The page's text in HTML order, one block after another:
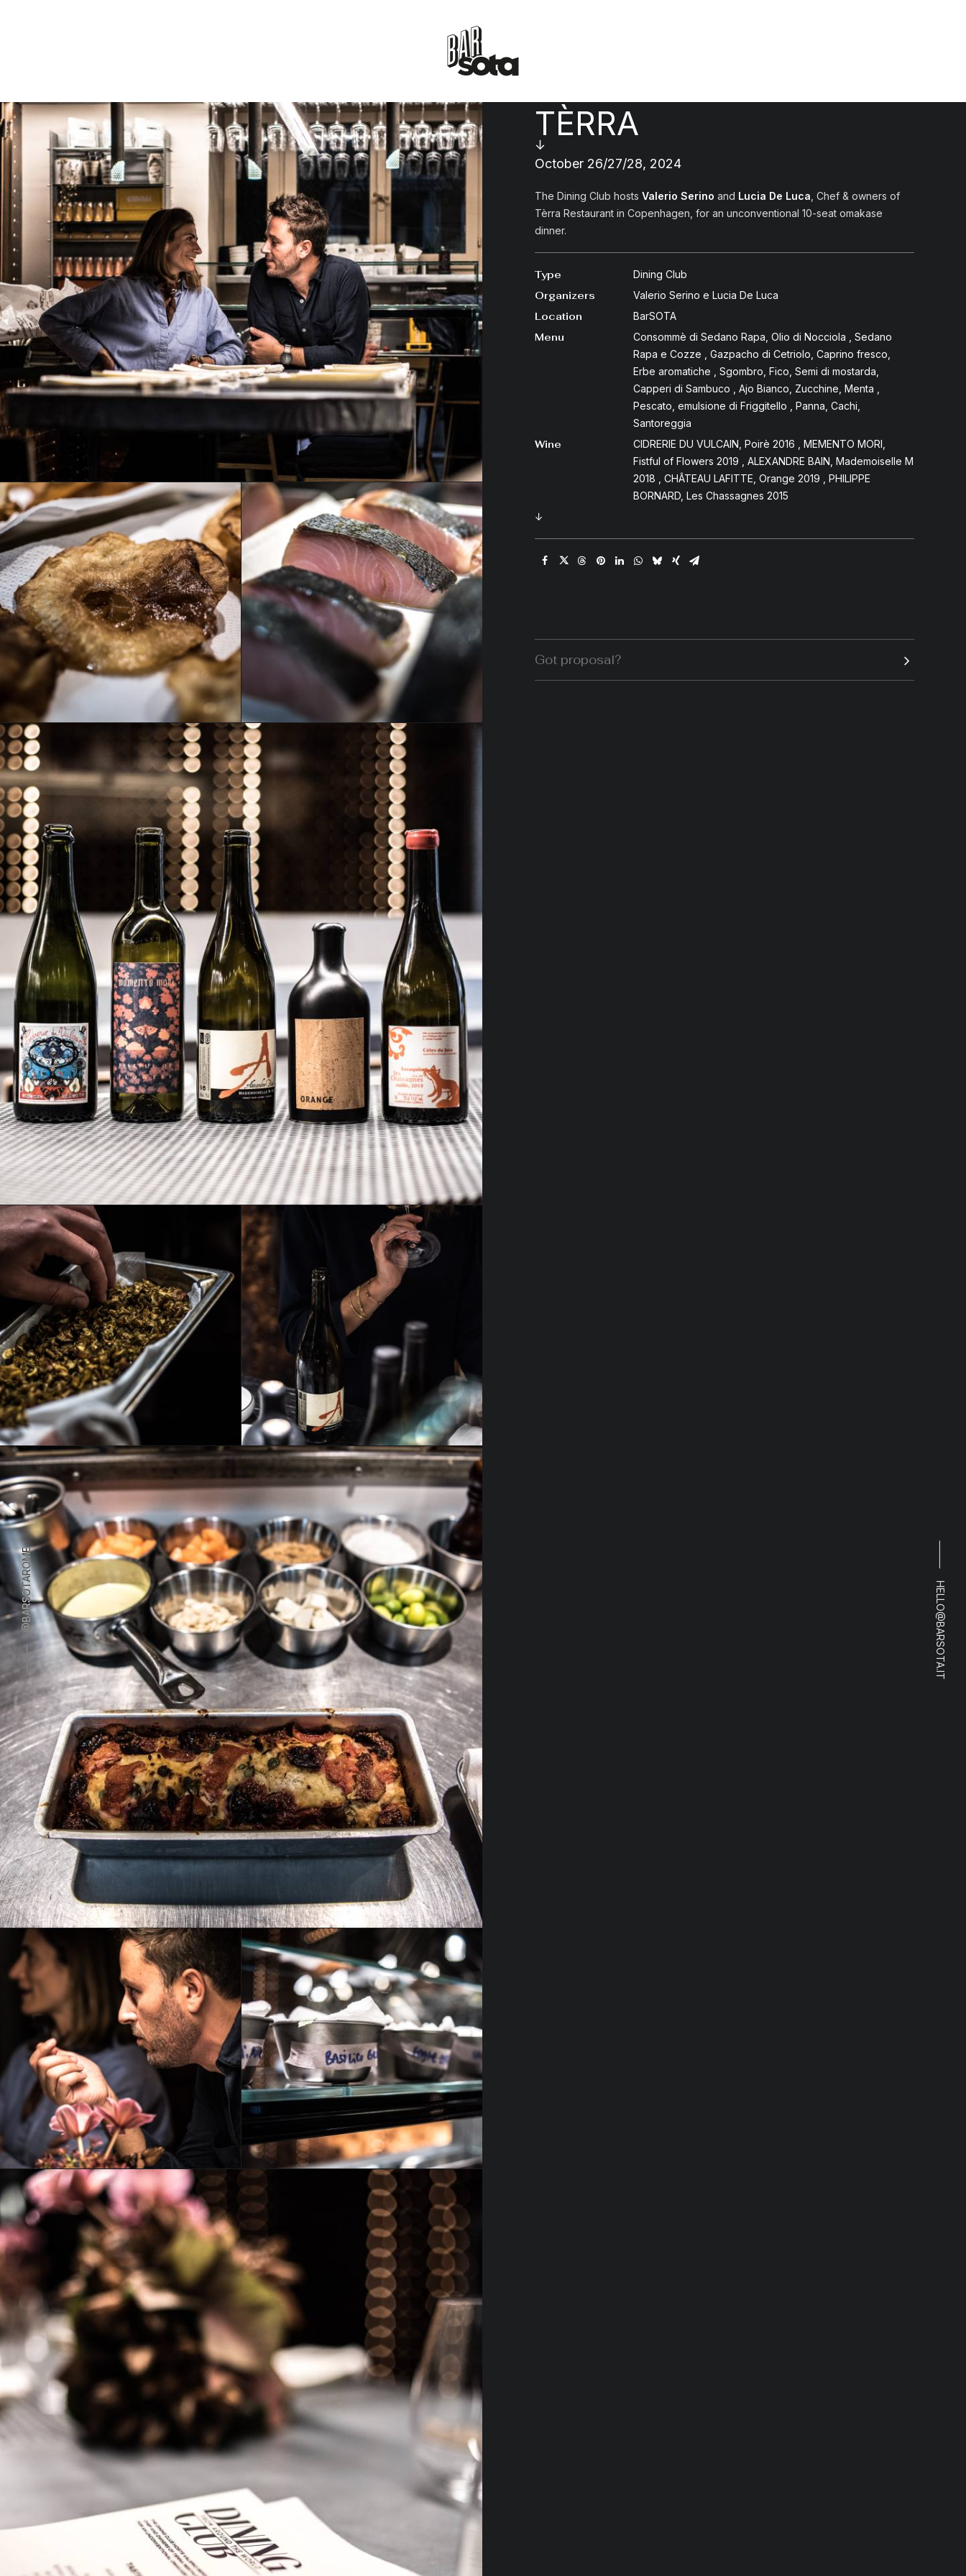
TÈRRA
↓
October 26/27/28, 2024
The Dining Club hosts Valerio Serino and Lucia De Luca , Chef & owners of
Tèrra Restaurant in Copenhagen, for an unconventional 10-seat omakase
dinner.
Type Dining Club
Organizers Valerio Serino e Lucia De Luca
Location BarSOTA
Menu
Consommè di Sedano Rapa, Olio di Nocciola , Sedano
Rapa e Cozze , Gazpacho di Cetriolo, Caprino fresco,
Erbe aromatiche , Sgombro, Fico, Semi di mostarda,
Capperi di Sambuco , Ajo Bianco, Zucchine, Menta ,
Pescato, emulsione di Friggitello , Panna, Cachi,
Santoreggia
Wine
CIDRERIE DU VULCAIN, Poirè 2016 , MEMENTO MORI,
Fistful of Flowers 2019 , ALEXANDRE BAIN, Mademoiselle M
2018 , CHÂTEAU LAFITTE, Orange 2019 , PHILIPPE
BORNARD, Les Chassagnes 2015
↓
Got proposal?
⸻ @BARSOTAROME ⸻ HELLO@BARSOTA.IT